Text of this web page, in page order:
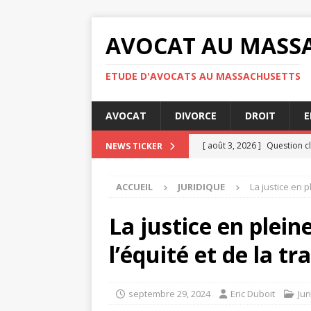
AVOCAT AU
ETUDE D'AVOCATS AU MASSACHUSETTS
AVOCAT DIVORCE DROIT
NEWS TICKER [ août 3, 2026 ] Question
confidentialité
[ juillet 30, 2026 ]
[ juillet 30, 2026 ]
[ août 4, 2026 ] Les
JURIDIQUE
ACCUEIL JURIDIQUE La justice en
La justice en
l’équité et de la
septembre 29, 2024 Eric Duboit